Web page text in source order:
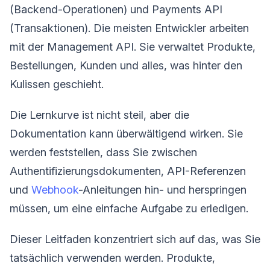
(Backend-Operationen) und Payments API
(Transaktionen). Die meisten Entwickler arbeiten
mit der Management API. Sie verwaltet Produkte,
Bestellungen, Kunden und alles, was hinter den
Kulissen geschieht.
Die Lernkurve ist nicht steil, aber die
Dokumentation kann überwältigend wirken. Sie
werden feststellen, dass Sie zwischen
Authentifizierungsdokumenten, API-Referenzen
und Webhook-Anleitungen hin- und herspringen
müssen, um eine einfache Aufgabe zu erledigen.
Dieser Leitfaden konzentriert sich auf das, was Sie
tatsächlich verwenden werden. Produkte,